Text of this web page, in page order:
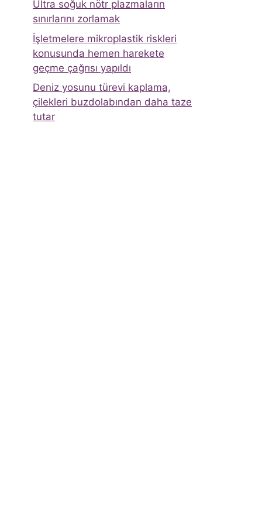
Ultra soğuk nötr plazmaların
sınırlarını zorlamak
İşletmelere mikroplastik riskleri
konusunda hemen harekete
geçme çağrısı yapıldı
Deniz yosunu türevi kaplama,
çilekleri buzdolabından daha taze
tutar